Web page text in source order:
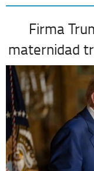
Firma
maternidad